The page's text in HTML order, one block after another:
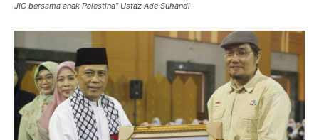
JIC bersama anak Palestina” Ustaz Ade Suhandi